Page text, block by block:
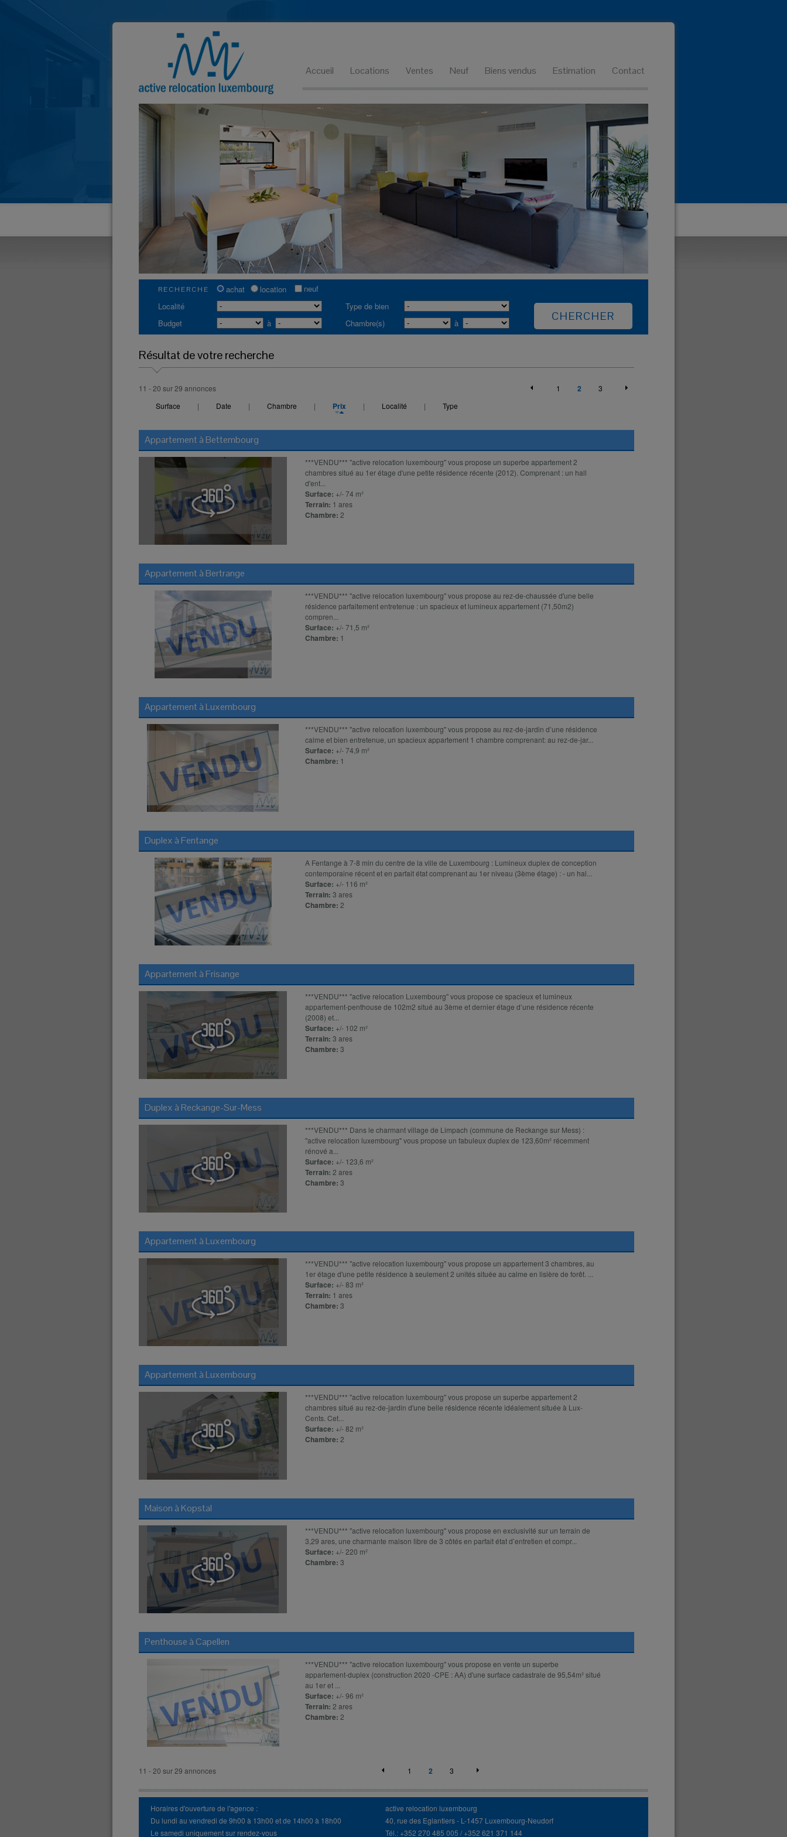
Accueil Locations Ventes Neuf Biens vendus Estimation Contact
RECHERCHE achat location
neuf
Localité
Type de bien
Budget
à Chambre(s) à
Résultat de votre recherche
11 - 20 sur 29 annonces 1 2
3
Surface
| Date | Chambre | Prix | Localité | Type
Appartement àBettembourg
***VENDU*** ''active relocation luxembourg'' vous propose un superbe appartement 2
chambres situé au 1er étage d'une petite résidence récente (2012). Comprenant : un hall
d'ent...
Surface: +/- 74 m²
Terrain: 1 ares
Chambre: 2
Appartement àBertrange
***VENDU*** "active relocation luxembourg" vous propose au rez-de-chaussée d'une belle
résidence parfaitement entretenue : un spacieux et lumineux appartement (71,50m2)
compren...
Surface: +/- 71,5 m²
Chambre: 1
Appartement àLuxembourg
***VENDU*** ''active relocation luxembourg'' vous propose au rez-de-jardin d’une résidence
calme et bien entretenue, un spacieux appartement 1 chambre comprenant: au rez-de-jar...
Surface: +/- 74,9 m²
Chambre: 1
Duplex àFentange
A Fentange à 7-8 min du centre de la ville de Luxembourg : Lumineux duplex de conception
contemporaine récent et en parfait état comprenant au 1er niveau (3ème étage) : - un hal...
Surface: +/- 116 m²
Terrain: 3 ares
Chambre: 2
Appartement àFrisange
***VENDU*** ''active relocation Luxembourg'' vous propose ce spacieux et lumineux
appartement-penthouse de 102m2 situé au 3ème et dernier étage d’une résidence récente
(2008) et...
Surface: +/- 102 m²
Terrain: 3 ares
Chambre: 3
Duplex àReckange-Sur-Mess
***VENDU*** Dans le charmant village de Limpach (commune de Reckange sur Mess) :
''active relocation luxembourg'' vous propose un fabuleux duplex de 123,60m² récemment
rénové a...
Surface: +/- 123,6 m²
Terrain: 2 ares
Chambre: 3
Appartement àLuxembourg
***VENDU*** "active relocation luxembourg" vous propose un appartement 3 chambres, au
1er étage d'une petite résidence à seulement 2 unités située au calme en lisière de forêt. ...
Surface: +/- 83 m²
Terrain: 1 ares
Chambre: 3
Appartement àLuxembourg
***VENDU*** "active relocation luxembourg" vous propose un superbe appartement 2
chambres situé au rez-de-jardin d'une belle résidence récente idéalement située à Lux-
Cents. Cet...
Surface: +/- 82 m²
Chambre: 2
Maison àKopstal
***VENDU*** ''active relocation luxembourg'' vous propose en exclusivité sur un terrain de
3,29 ares, une charmante maison libre de 3 côtés en parfait état d’entretien et compr...
Surface: +/- 220 m²
Chambre: 3
Penthouse à Capellen
***VENDU*** "active relocation luxembourg" vous propose en vente un superbe
appartement-duplex (construction 2020 -CPE : AA) d'une surface cadastrale de 95,54m² situé
au 1er et ...
Surface: +/- 96 m²
Terrain: 2 ares
Chambre: 2
11 - 20 sur 29 annonces 1 2 3
Horaires d'ouverture de l'agence :
Du lundi au vendredi de 9h00 à 13h00 et de 14h00 à 18h00
Le samedi uniquement sur rendez-vous
active relocation luxembourg
40, rue des Eglantiers - L-1457 Luxembourg-Neudorf
Tél.: +352 270 485 005 / +352 621 371 144